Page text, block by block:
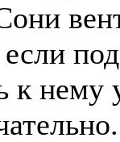
если
к нему